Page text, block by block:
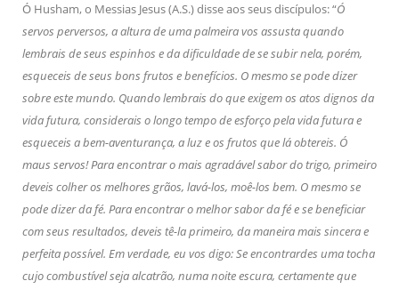
Ó Husham, o Messias Jesus (A.S.) disse aos seus discípulos: “Ó
servos perversos, a altura de uma palmeira vos assusta quando
lembrais de seus espinhos e da dificuldade de se subir nela, porém,
esqueceis de seus bons frutos e benefícios. O mesmo se pode dizer
sobre este mundo. Quando lembrais do que exigem os atos dignos da
vida futura, considerais o longo tempo de esforço pela vida futura e
esqueceis a bem-aventurança, a luz e os frutos que lá obtereis. Ó
maus servos! Para encontrar o mais agradável sabor do trigo, primeiro
deveis colher os melhores grãos, lavá-los, moê-los bem. O mesmo se
pode dizer da fé. Para encontrar o melhor sabor da fé e se beneficiar
com seus resultados, deveis tê-la primeiro, da maneira mais sincera e
perfeita possível. Em verdade, eu vos digo: Se encontrardes uma tocha
cujo combustível seja alcatrão, numa noite escura, certamente que